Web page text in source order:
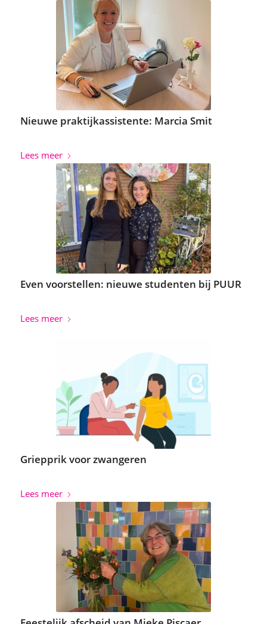
Nieuwe praktijkassistente: Marcia Smit
Lees meer
Even voorstellen: nieuwe studenten bij PUUR
Lees meer
Griepprik voor zwangeren
Lees meer